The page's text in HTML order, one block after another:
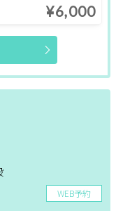
¥6,000
WEB予約
資格取得支援